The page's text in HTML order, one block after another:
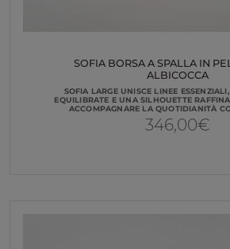
SOFIA BORSA A SPALLA IN
ALBICOCCA
SOFIA LARGE UNISCE LINEE
EQUILIBRATE E UNA SILHOUETTE
ACCOMPAGNARE LA QUOTIDIANITÀ
346,00€